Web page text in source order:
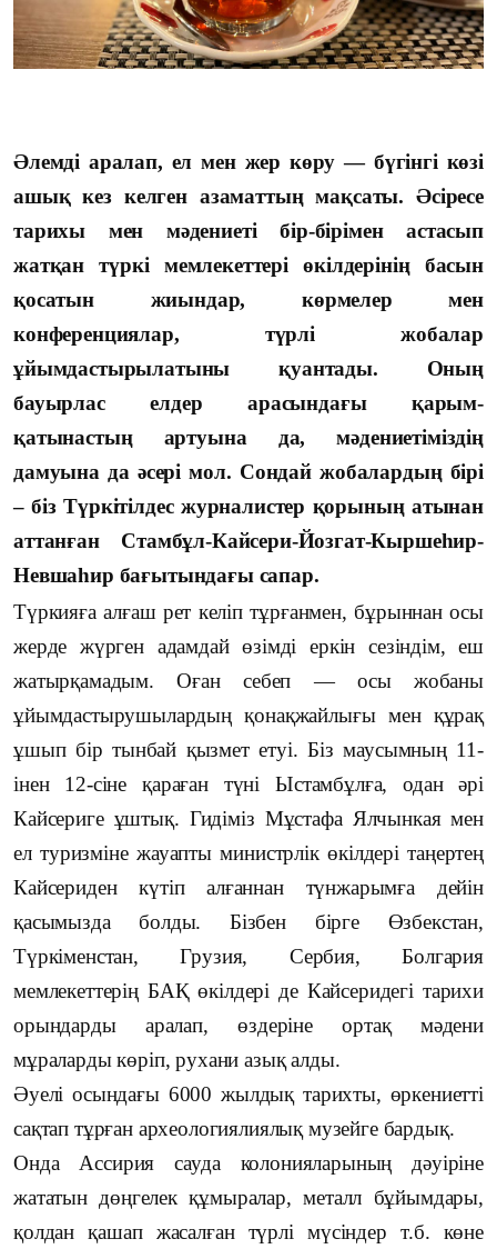
Әлемді аралап, ел мен жер көру — бүгінгі көзі
ашық кез келген азаматтың мақсаты. Әсіресе
тарихы мен мәдениеті бір-бірімен астасып
жатқан түркі мемлекеттері өкілдерінің басын
қосатын жиындар, көрмелер мен
конференциялар, түрлі жобалар
ұйымдастырылатыны қуантады. Оның
бауырлас елдер арасындағы қарым-
қатынастың артуына да, мәдениетіміздің
дамуына да әсері мол. Сондай жобалардың бірі
– біз Түркітілдес журналистер қорының атынан
аттанған Стамбұл-Кайсери-Йозгат-Кыршеһир-
Невшаһир бағытындағы сапар.
Түркияға алғаш рет келіп тұрғанмен, бұрыннан осы
жерде жүрген адамдай өзімді еркін сезіндім, еш
жатырқамадым. Оған себеп — осы жобаны
ұйымдастырушылардың қонақжайлығы мен құрақ
ұшып бір тынбай қызмет етуі. Біз маусымның 11-
інен 12-сіне қараған түні Ыстамбұлға, одан әрі
Кайсериге ұштық. Гидіміз Мұстафа Ялчынкая мен
ел туризміне жауапты министрлік өкілдері таңертең
Кайсериден күтіп алғаннан түнжарымға дейін
қасымызда болды. Бізбен бірге Өзбекстан,
Түркіменстан, Грузия, Сербия, Болгария
мемлекеттерің БАҚ өкілдері де Кайсеридегі тарихи
орындарды аралап, өздеріне ортақ мәдени
мұраларды көріп, рухани азық алды.
Әуелі осындағы 6000 жылдық тарихты, өркениетті
сақтап тұрған археологиялиялық музейге бардық.
Онда Ассирия сауда колонияларының дәуіріне
жататын дөңгелек құмыралар, металл бұйымдары,
қолдан қашап жасалған түрлі мүсіндер т.б. көне